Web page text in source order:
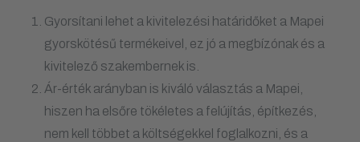
Gyorsítani lehet a kivitelezési határidőket a Mapei
gyorskötésű termékeivel, ez jó a megbízónak és a
kivitelező szakembernek is.
Ár-érték arányban is kiváló választás a Mapei,
hiszen ha elsőre tökéletes a felújítás, építkezés,
nem kell többet a költségekkel foglalkozni, és a